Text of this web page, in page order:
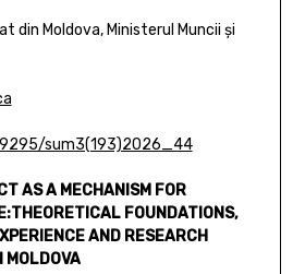
din Moldova, Ministerul Muncii și
sum3(193)2026_44
AS A MECHANISM FOR
THEORETICAL FOUNDATIONS,
AND RESEARCH
MOLDOVA